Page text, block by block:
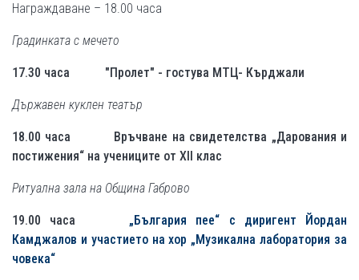
Награждаване – 18.00 часа
Градинката с мечето
17.30 часа "Пролет" - гостува МТЦ- Кърджали
Държавен куклен театър
18.00 часа
Връчване на свидетелства „Дарования и
постижения“ на учениците от XII клас
Ритуална зала на Община Габрово
19.00 часа
„България пее“ с диригент Йордан
Камджалов и участието на хор „Музикална лаборатория за
човека“